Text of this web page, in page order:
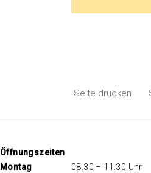
Seite drucken
Öffnungszeiten
Montag 08.30 – 11.30 Uhr